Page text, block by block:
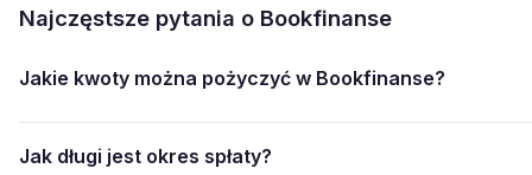
Najczęstsze pytania o Bookfinanse
Jakie kwoty można pożyczyć w Bookfinanse?
Jak długi jest okres spłaty?